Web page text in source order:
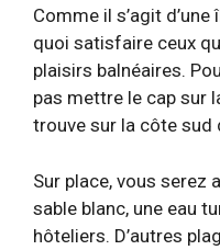
Comme il s’agit
quoi satisfaire ceux
plaisirs balnéaires.
pas mettre le cap sur
trouve sur la côte sud
Sur place, vous serez
sable blanc, une eau
hôteliers. D’autres